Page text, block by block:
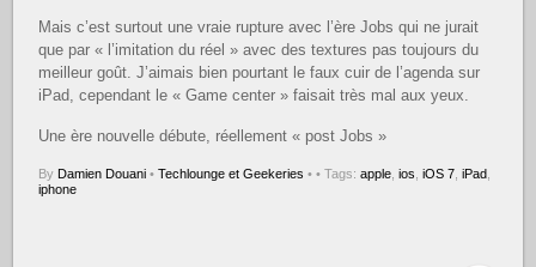
Mais c’est surtout une vraie rupture avec l’ère Jobs qui ne jurait
que par « l’imitation du réel » avec des textures pas toujours du
meilleur goût. J’aimais bien pourtant le faux cuir de l’agenda sur
iPad, cependant le « Game center » faisait très mal aux yeux.
Une ère nouvelle débute, réellement « post Jobs »
By Damien Douani • Techlounge et Geekeries • • Tags:apple ,ios ,iOS 7 ,iPad
iphone